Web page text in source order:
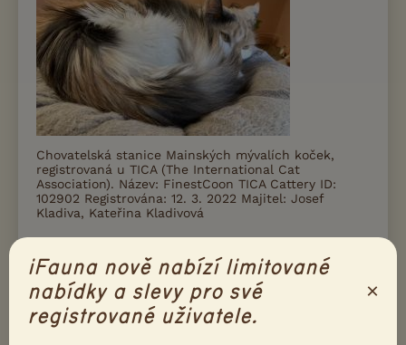
Chovatelská stanice Mainských mývalích koček,
registrovaná u TICA (The International Cat
Association). Název: FinestCoon TICA Cattery ID:
102902 Registrována: 12. 3. 2022 Majitel: Josef
Kladiva, Kateřina Kladivová
DALŠÍ INZERÁTY, KTERÉ PATŘÍ POD
TUTO STANICI
REGISTROVANÁ CHOVATELSKÁ STANICE
iFauna nově nabízí limitované
nabídky a slevy pro své
registrované uživatele.
×